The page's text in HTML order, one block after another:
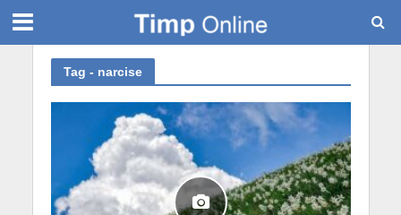
Tag - narcise